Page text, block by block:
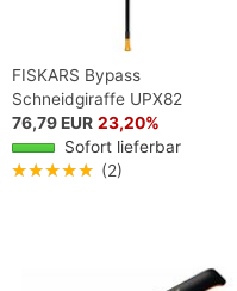
FISKARS Bypass
Schneidgiraffe UPX82
76,79 EUR 23,20%
Sofort lieferbar
★★★★★ (2)